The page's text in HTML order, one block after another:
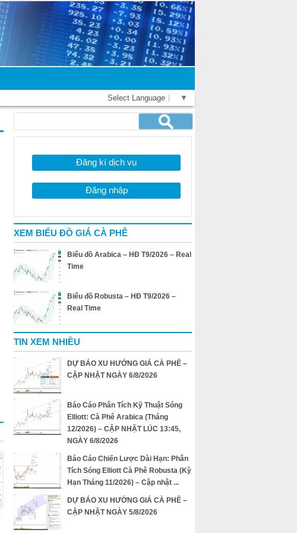
Select Language ▼
Đăng kí dịch vụ
Đăng nhập
XEM BIỂU ĐỒ GIÁ CÀ PHÊ
Biểu đồ Arabica – HĐ T9/2026 – Real
Time
Biểu đồ Robusta – HĐ T9/2026 –
Real Time
TIN XEM NHIỀU
DỰ BÁO XU HƯỚNG GIÁ CÀ PHÊ –
CẬP NHẬT NGÀY 6/8/2026
Báo Cáo Phân Tích Kỹ Thuật Sóng
Elliott: Cà Phê Arabica (Tháng
12/2026) – CẬP NHẬT LÚC 13:45,
NGÀY 6/8/2026
Báo Cáo Chiến Lược Dài Hạn: Phân
Tích Sóng Elliott Cà Phê Robusta (Kỳ
Hạn Tháng 11/2026) – Cập nhật ...
DỰ BÁO XU HƯỚNG GIÁ CÀ PHÊ –
CẬP NHẬT NGÀY 5/8/2026